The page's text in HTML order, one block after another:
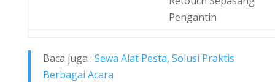
Pengantin
Baca juga : Sewa Alat Pesta, Solusi Praktis
Berbagai Acara